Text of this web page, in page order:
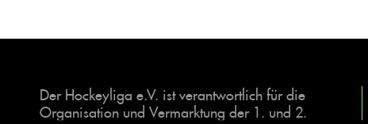
Der Hockeyliga e.V. ist verantwortlich für die
Organisation und Vermarktung der 1. und 2.